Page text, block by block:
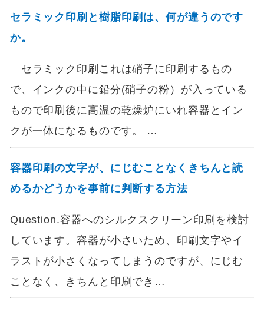
セラミック印刷と樹脂印刷は、何が違うのです
か。
セラミック印刷これは硝子に印刷するもの
で、インクの中に鉛分(硝子の粉）が入っている
もので印刷後に高温の乾燥炉にいれ容器とイン
クが一体になるものです。 …
容器印刷の文字が、にじむことなくきちんと読
めるかどうかを事前に判断する方法
Question.容器へのシルクスクリーン印刷を検討
しています。容器が小さいため、印刷文字やイ
ラストが小さくなってしまうのですが、にじむ
ことなく、きちんと印刷でき…